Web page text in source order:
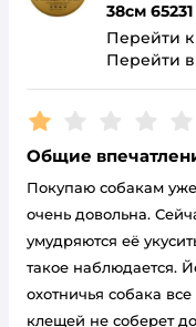
38см 65231
Перейти
Перейти
Рейтинг:1
Общие
Покупаю собакам
очень довольна.
умудряются её
такое наблюдается.
охотничья собака
клещей не соберет